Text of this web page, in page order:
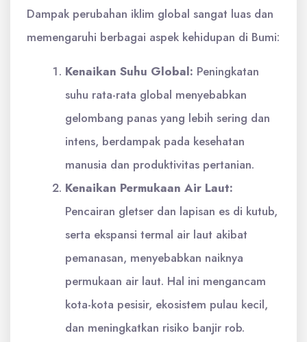
Dampak perubahan iklim global sangat luas dan
memengaruhi berbagai aspek kehidupan di Bumi:
Kenaikan Suhu Global: Peningkatan
suhu rata-rata global menyebabkan
gelombang panas yang lebih sering dan
intens, berdampak pada kesehatan
manusia dan produktivitas pertanian.
Kenaikan Permukaan Air Laut:
Pencairan gletser dan lapisan es di kutub,
serta ekspansi termal air laut akibat
pemanasan, menyebabkan naiknya
permukaan air laut. Hal ini mengancam
kota-kota pesisir, ekosistem pulau kecil,
dan meningkatkan risiko banjir rob.